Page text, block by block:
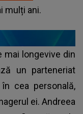
mulți ani.
mai longevive din
un parteneriat
cea personală,
ei. Andreea